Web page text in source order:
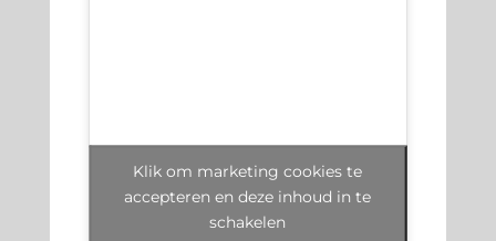
Klik om marketing cookies te
accepteren en deze inhoud in te
schakelen